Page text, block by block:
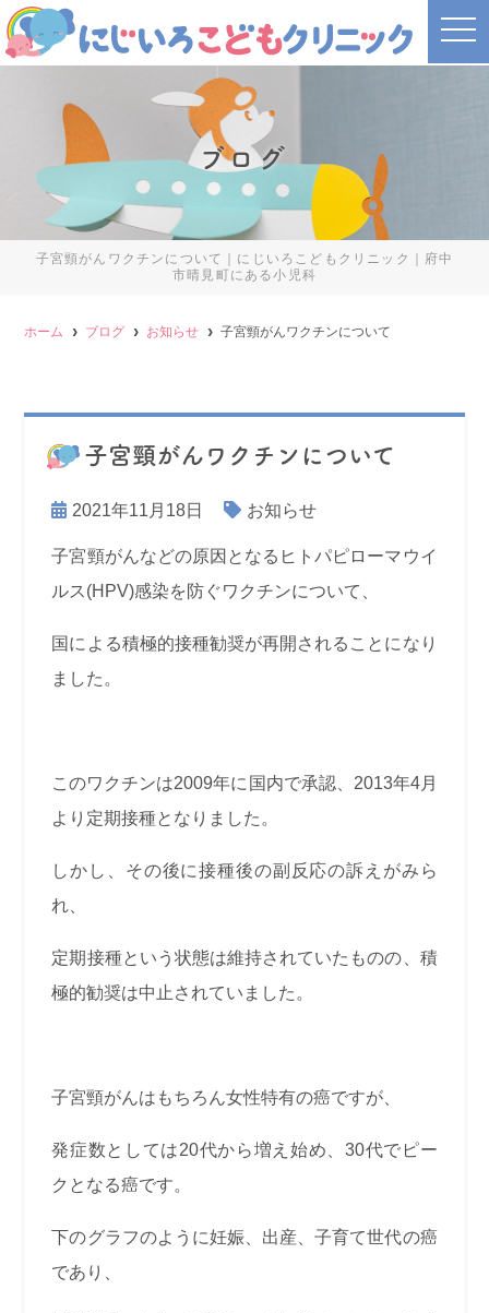
ブログ
子宮頸がんワクチンについて｜にじいろこどもクリニック｜府中
市晴見町にある小児科
t
o
i
ホーム ブログ お知らせ 子宮頸がんワクチンについて
子宮頸がんワクチンについて
2021年11月18日 お知らせ
子宮頸がんなどの原因となるヒトパピローマウイ
ルス(HPV)感染を防ぐワクチンについて、
国による積極的接種勧奨が再開されることになり
ました。
このワクチンは2009年に国内で承認、2013年4月
より定期接種となりました。
しかし、その後に接種後の副反応の訴えがみら
れ、
定期接種という状態は維持されていたものの、積
極的勧奨は中止されていました。
子宮頸がんはもちろん女性特有の癌ですが、
発症数としては20代から増え始め、30代でピー
クとなる癌です。
下のグラフのように妊娠、出産、子育て世代の癌
であり、